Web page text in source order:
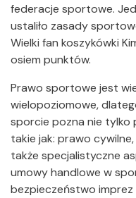
federacje sportowe.
ustaliło zasady
Wielki fan koszykówki
osiem punktów.
Prawo sportowe jest
wielopoziomowe,
sporcie pozna nie tylko
takie jak: prawo
także specjalistyczne
umowy handlowe w
bezpieczeństwo